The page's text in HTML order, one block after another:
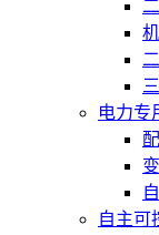
电力专
自主可